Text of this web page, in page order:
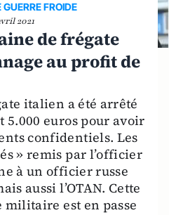
FROIDE
2021
de frégate
au profit de
italien a été arrêté
euros pour avoir
confidentiels. Les
» remis par l’officier
à un officier russe
aussi l’OTAN. Cette
militaire est en passe